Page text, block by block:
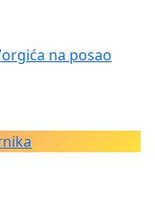
na posao